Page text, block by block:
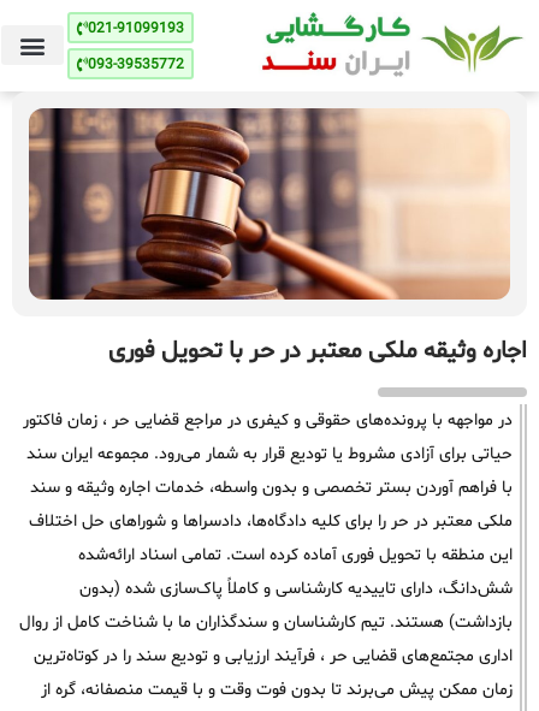
021-91099193
093-39535772
اجاره وثیقه ملکی معتبر در حر با تحویل فوری
در مواجهه با پرونده‌های حقوقی و کیفری در مراجع قضایی حر ، زمان فاکتور
حیاتی برای آزادی مشروط یا تودیع قرار به شمار می‌رود. مجموعه ایران سند
با فراهم آوردن بستر تخصصی و بدون واسطه، خدمات اجاره وثیقه و سند
ملکی معتبر در حر را برای کلیه دادگاه‌ها، دادسراها و شوراهای حل اختلاف
این منطقه با تحویل فوری آماده کرده است. تمامی اسناد ارائه‌شده
شش‌دانگ، دارای تاییدیه کارشناسی و کاملاً پاک‌سازی شده (بدون
بازداشت) هستند. تیم کارشناسان و سندگذاران ما با شناخت کامل از روال
اداری مجتمع‌های قضایی حر ، فرآیند ارزیابی و تودیع سند را در کوتاه‌ترین
زمان ممکن پیش می‌برند تا بدون فوت وقت و با قیمت منصفانه، گره از